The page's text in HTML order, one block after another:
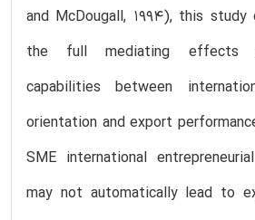
and McDougall, 1994), this
the full mediating effects
capabilities between
orientation and export
SME international
may not automatically lead to